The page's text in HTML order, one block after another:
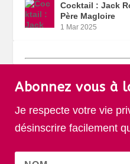
Cocktail : Jack
Père Magloire
1 Mar 2025
Abonnez vous à
Je respecte votre vie
désinscrire facilement